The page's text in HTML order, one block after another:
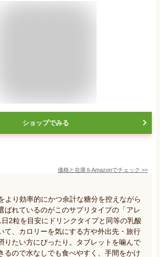
ショップでみる
価格と在庫をAmazonでチェック >>
より効率的にかつ余計な糖分を控えながら
ばれているのがこのサプリタイプの「アレ
2粒を目安にドリンクタイプと同等の乳酸
て、カロリーを気にする方や外出先・旅行
りたい方にぴったり。タブレットを噛んで
るので水なしでも食べやすく、手間をかけ